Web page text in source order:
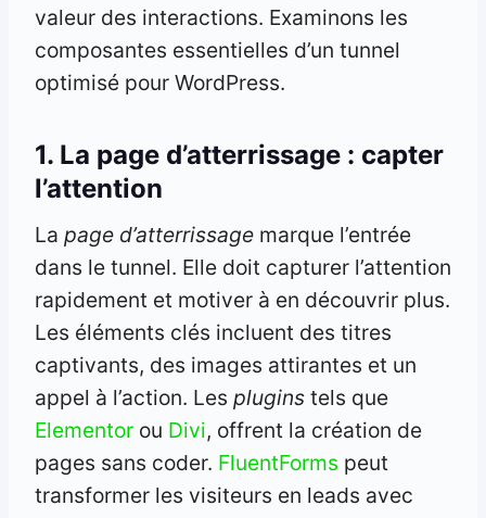
valeur des interactions. Examinons les
composantes essentielles d’un tunnel
optimisé pour WordPress.
1. La page d’atterrissage : capter
l’attention
La page d’atterrissage marque l’entrée
dans le tunnel. Elle doit capturer l’attention
rapidement et motiver à en découvrir plus.
Les éléments clés incluent des titres
captivants, des images attirantes et un
appel à l’action. Les plugins tels que
Elementor ou Divi, offrent la création de
pages sans coder. FluentForms peut
transformer les visiteurs en leads avec